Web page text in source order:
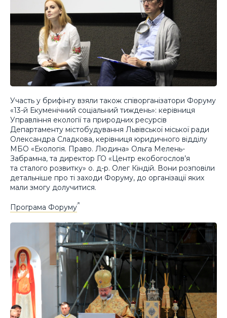
Участь у брифінгу взяли також співорганізатори Форуму
«13-й Екуменічний соціальний тиждень»: керівниця
Управління екології та природних ресурсів
Департаменту містобудування Львівської міської ради
Олександра Сладкова, керівниця юридичного відділу
МБО «Екологія. Право. Людина» Ольга Мелень-
Забрамна, та директор ГО «Центр екобогослов’я
та сталого розвитку» о. д-р. Олег Кіндій. Вони розповіли
детальніше про ті заходи Форуму, до організації яких
мали змогу долучитися.
Програма Форуму